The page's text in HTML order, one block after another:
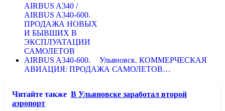
Ульяновск. КОММЕРЧЕСКАЯ
АВИАЦИЯ: ПРОДАЖА САМОЛЕТОВ…
Читайте также В Ульяновске заработал второй
аэропорт